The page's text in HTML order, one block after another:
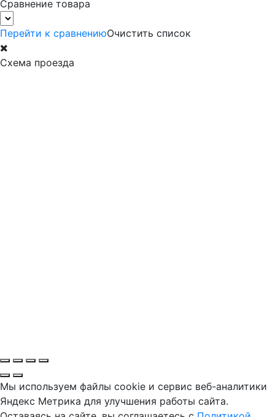
Сравнение товара
Перейти к сравнениюОчистить список
Схема проезда
Мы используем файлы cookie и сервис веб-аналитики
Яндекс Метрика для улучшения работы сайта.